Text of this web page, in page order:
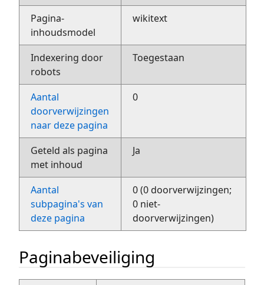
Pagina-
inhoudsmodel
wikitext
Indexering door
robots
Toegestaan
Aantal
doorverwijzingen
naar deze pagina
0
Geteld als pagina
met inhoud
Ja
Aantal
subpagina's van
deze pagina
0 (0 doorverwijzingen;
0 niet-
doorverwijzingen)
Paginabeveiliging